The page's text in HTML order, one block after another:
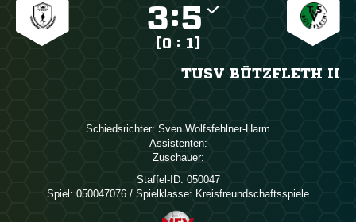
:
[0 : 1]
TUSV BÜTZFLETH II
Schiedsrichter:  
Assistenten:
Zuschauer:
Staffel-ID: 050047
Spiel: 050047076 / Spielklasse: Kreisfreundschaftsspiele